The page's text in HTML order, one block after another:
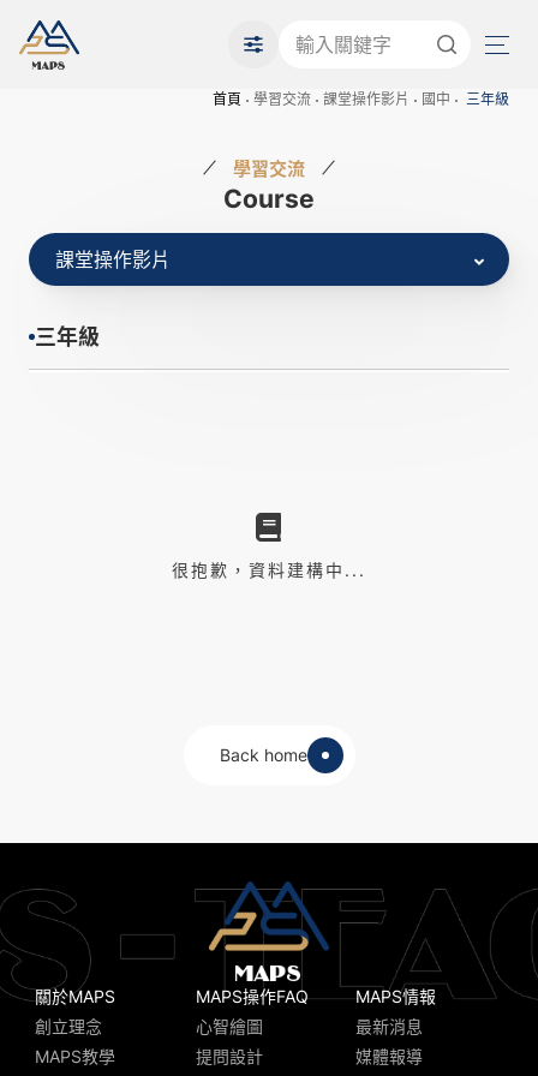
首頁 學習交流 課堂操作影片 國中 三年級
學習交流
Course
課堂操作影片
三年級
很抱歉，資料建構中...
Back home
關於MAPS
創立理念
MAPS教學
MAPS操作FAQ
心智繪圖
提問設計
MAPS情報
最新消息
媒體報導